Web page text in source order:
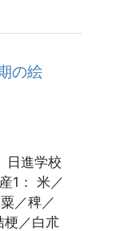
の絵
日進学校
1： 米／
／稗／
梗／白朮